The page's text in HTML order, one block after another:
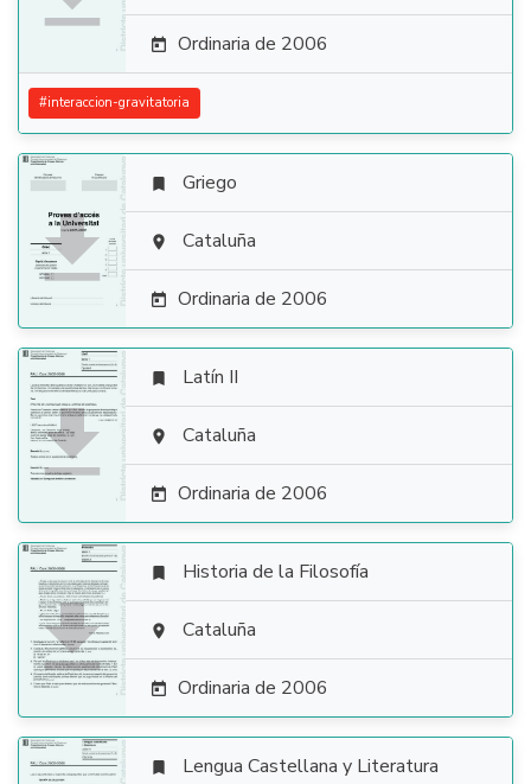
 Ordinaria de 2006
#interaccion-gravitatoria

 Griego
 Cataluña
 Ordinaria de 2006

 Latín II
 Cataluña
 Ordinaria de 2006

 Historia de la Filosofía
 Cataluña
 Ordinaria de 2006
 Lengua Castellana y Literatura